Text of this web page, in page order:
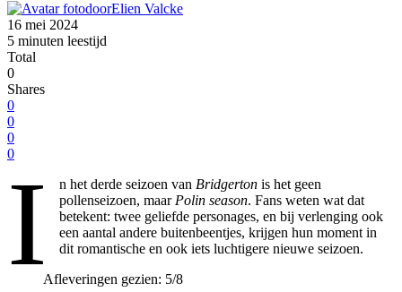
doorElien Valcke
16 mei 2024
5 minuten leestijd
Total
0
Shares
0
0
0
0
I n het derde seizoen van Bridgerton is het geen
pollenseizoen, maar Polin season. Fans weten wat dat
betekent: twee geliefde personages, en bij verlenging ook
een aantal andere buitenbeentjes, krijgen hun moment in
dit romantische en ook iets luchtigere nieuwe seizoen.
Afleveringen gezien: 5/8